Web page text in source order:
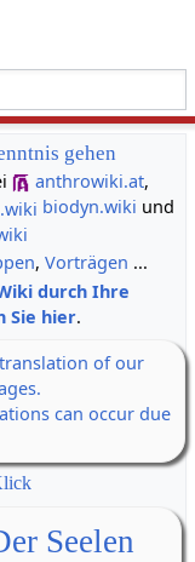
gehen
anthrowiki.at,
biodyn.wiki und
, Vorträgen ...
durch Ihre
Sie hier.
of our
can occur due
Seelen